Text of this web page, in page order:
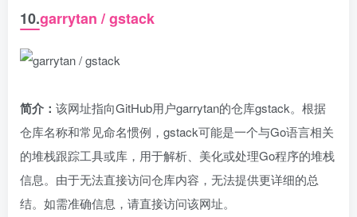
10.garrytan / gstack
简介： 该网址指向GitHub用户garrytan的仓库gstack。根据
仓库名称和常见命名惯例，gstack可能是一个与Go语言相关
的堆栈跟踪工具或库，用于解析、美化或处理Go程序的堆栈
信息。由于无法直接访问仓库内容，无法提供更详细的总
结。如需准确信息，请直接访问该网址。